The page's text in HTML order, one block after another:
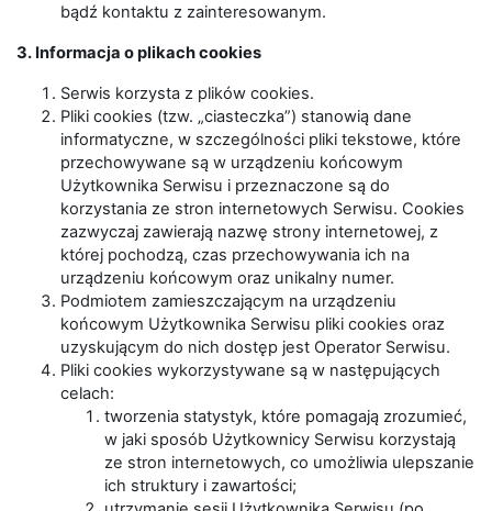
bądź kontaktu z zainteresowanym.
3. Informacja o plikach cookies
Serwis korzysta z plików cookies.
Pliki cookies (tzw. „ciasteczka”) stanowią dane
informatyczne, w szczególności pliki tekstowe, które
przechowywane są w urządzeniu końcowym
Użytkownika Serwisu i przeznaczone są do
korzystania ze stron internetowych Serwisu. Cookies
zazwyczaj zawierają nazwę strony internetowej, z
której pochodzą, czas przechowywania ich na
urządzeniu końcowym oraz unikalny numer.
Podmiotem zamieszczającym na urządzeniu
końcowym Użytkownika Serwisu pliki cookies oraz
uzyskującym do nich dostęp jest Operator Serwisu.
Pliki cookies wykorzystywane są w następujących
celach:
tworzenia statystyk, które pomagają zrozumieć,
w jaki sposób Użytkownicy Serwisu korzystają
ze stron internetowych, co umożliwia ulepszanie
ich struktury i zawartości;